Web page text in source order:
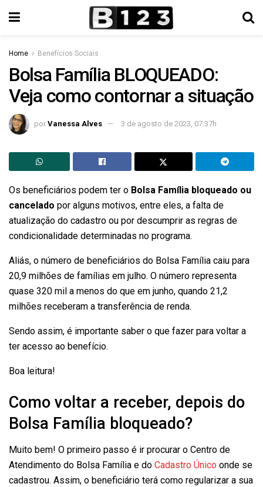
Home Benefícios Sociais
Bolsa Família BLOQUEADO:
Veja como contornar a situação
por Vanessa Alves 3 de agosto de 2023, 07:37h
Os beneficiários podem ter o Bolsa Família bloqueado ou
cancelado por alguns motivos, entre eles, a falta de
atualização do cadastro ou por descumprir as regras de
condicionalidade determinadas no programa.
Aliás, o número de beneficiários do Bolsa Família caiu para
20,9 milhões de famílias em julho. O número representa
quase 320 mil a menos do que em junho, quando 21,2
milhões receberam a transferência de renda.
Sendo assim, é importante saber o que fazer para voltar a
ter acesso ao benefício.
Boa leitura!
Como voltar a receber, depois do
Bolsa Família bloqueado?
Muito bem! O primeiro passo é ir procurar o Centro de
Atendimento do Bolsa Família e do Cadastro Único onde se
cadastrou. Assim, o beneficiário terá como regularizar a sua